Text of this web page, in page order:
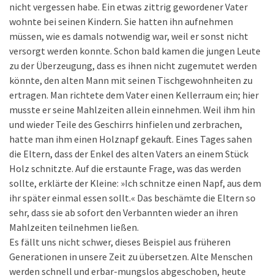
nicht vergessen habe. Ein etwas zittrig gewordener Vater
wohnte bei seinen Kindern. Sie hatten ihn aufnehmen
müssen, wie es damals notwendig war, weil er sonst nicht
versorgt werden konnte. Schon bald kamen die jungen Leute
zu der Überzeugung, dass es ihnen nicht zugemutet werden
könnte, den alten Mann mit seinen Tischgewohnheiten zu
ertragen. Man richtete dem Vater einen Kellerraum ein; hier
musste er seine Mahlzeiten allein einnehmen. Weil ihm hin
und wieder Teile des Geschirrs hinfielen und zerbrachen,
hatte man ihm einen Holznapf gekauft. Eines Tages sahen
die Eltern, dass der Enkel des alten Vaters an einem Stück
Holz schnitzte. Auf die erstaunte Frage, was das werden
sollte, erklärte der Kleine: »Ich schnitze einen Napf, aus dem
ihr später einmal essen sollt.« Das beschämte die Eltern so
sehr, dass sie ab sofort den Verbannten wieder an ihren
Mahlzeiten teilnehmen ließen.
Es fällt uns nicht schwer, dieses Beispiel aus früheren
Generationen in unsere Zeit zu übersetzen. Alte Menschen
werden schnell und erbar-mungslos abgeschoben, heute